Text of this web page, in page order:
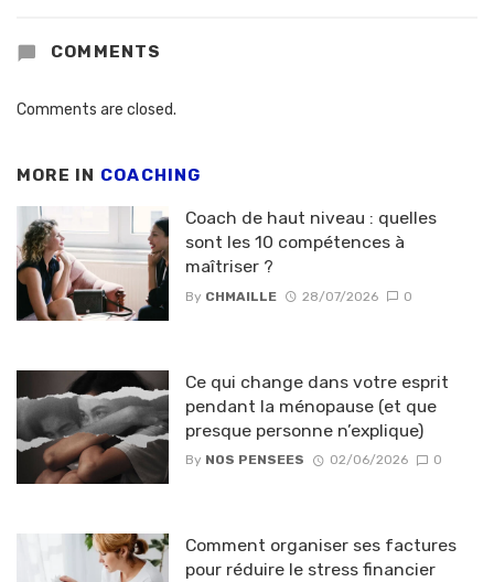
COMMENTS
Comments are closed.
MORE IN COACHING
Coach de haut niveau : quelles
sont les 10 compétences à
maîtriser ?
By CHMAILLE 28/07/2026 0
Ce qui change dans votre esprit
pendant la ménopause (et que
presque personne n’explique)
By NOS PENSEES 02/06/2026 0
Comment organiser ses factures
pour réduire le stress financier